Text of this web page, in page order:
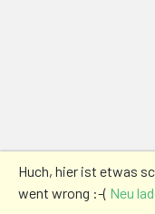
Huch, hier ist etwas
went wrong :-( Neu